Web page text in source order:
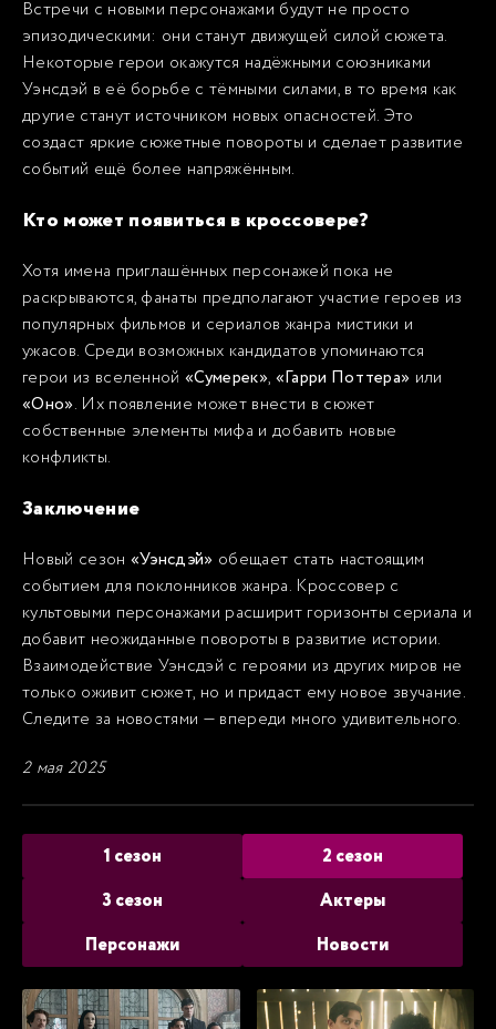
Встречи с новыми персонажами будут не просто
эпизодическими: они станут движущей силой сюжета.
Некоторые герои окажутся надёжными союзниками
Уэнсдэй в её борьбе с тёмными силами, в то время как
другие станут источником новых опасностей. Это
создаст яркие сюжетные повороты и сделает развитие
событий ещё более напряжённым.
Кто может появиться в кроссовере?
Хотя имена приглашённых персонажей пока не
раскрываются, фанаты предполагают участие героев из
популярных фильмов и сериалов жанра мистики и
ужасов. Среди возможных кандидатов упоминаются
герои из вселенной«Сумерек», «Гарри Поттера» или
«Оно». Их появление может внести в сюжет
собственные элементы мифа и добавить новые
конфликты.
Заключение
Новый сезон «Уэнсдэй» обещает стать настоящим
событием для поклонников жанра. Кроссовер с
культовыми персонажами расширит горизонты сериала и
добавит неожиданные повороты в развитие истории.
Взаимодействие Уэнсдэй с героями из других миров не
только оживит сюжет, но и придаст ему новое звучание.
Следите за новостями — впереди много удивительного.
2 мая 2025
1 сезон
2 сезон
3 сезон
Актеры
Персонажи
Новости